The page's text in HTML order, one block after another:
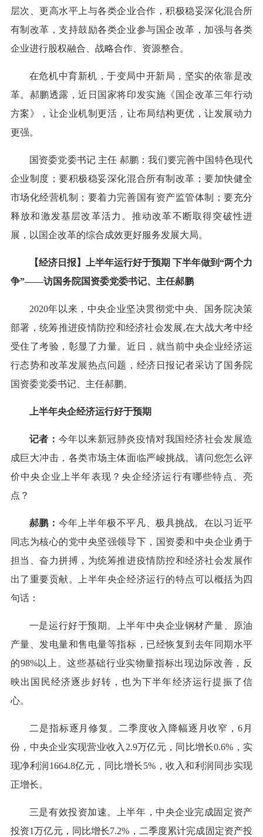
层次、更高水平上与各类企业合作，积极稳妥深化混合所
有制改革，支持鼓励各类企业参与国企改革，加强与各类
企业进行股权融合、战略合作、资源整合。
在危机中育新机，于变局中开新局，坚实的依靠是改
革。郝鹏透露，近日国家将印发实施《国企改革三年行动
方案》，让企业机制更活，让布局结构更优，让发展动力
更强。
国资委党委书记 主任 郝鹏：我们要完善中国特色现代
企业制度；要积极稳妥深化混合所有制改革；要加快健全
市场化经营机制；要着力完善国有资产监管体制；要充分
释放和激发基层改革活力。推动改革不断取得突破性进
展，以国企改革的综合成效更好服务发展大局。
【经济日报】上半年运行好于预期 下半年做到“两个力
争”——访国务院国资委党委书记、主任郝鹏
2020年以来，中央企业坚决贯彻党中央、国务院决策
部署，统筹推进疫情防控和经济社会发展,在大战大考中经
受住了考验，彰显了力量。近日，就当前中央企业经济运
行态势和改革发展热点问题，经济日报记者采访了国务院
国资委党委书记、主任郝鹏。
上半年央企经济运行好于预期
记者： 今年以来新冠肺炎疫情对我国经济社会发展造
成巨大冲击，各类市场主体面临严峻挑战。请问您怎么评
价中央企业上半年表现？央企经济运行有哪些特点、亮
点？
郝鹏： 今年上半年极不平凡、极具挑战。在以习近平
同志为核心的党中央坚强领导下，国资委和中央企业勇于
担当、奋力拼搏，为统筹推进疫情防控和经济社会发展作
出了重要贡献。上半年央企经济运行的特点可以概括为四
句话：
一是运行好于预期。上半年中央企业钢材产量、原油
产量、发电量和售电量等指标，已经恢复到去年同期水平
的98%以上。这些基础行业实物量指标出现边际改善，反
映出国民经济逐步好转，也为下半年经济运行提振了信
心。
二是指标逐月修复。二季度收入降幅逐月收窄，6月
份，中央企业实现营业收入2.9万亿元，同比增长0.6%，实
现净利润1664.8亿元，同比增长5%，收入和利润同步实现
正增长。
三是有效投资加速。上半年，中央企业完成固定资产
投资1万亿元，同比增长7.2%，二季度累计完成固定资产投